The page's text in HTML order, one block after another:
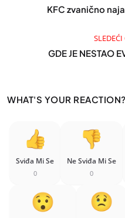
KFC zvanično
GDE JE NESTAO
WHAT'S YOUR REACTION?
Sviđa Mi Se
0
Ne Sviđa Mi Se
0